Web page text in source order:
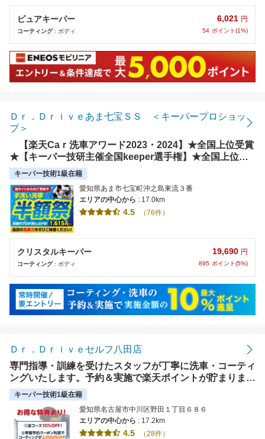
ピュアキーパー
コーティング: ボディ
6,021 円
54 ポイント(1%)
Ｄｒ．Ｄｒｉｖｅあま七宝ＳＳ ＜キーパープロショッ
プ＞
【楽天Caｒ洗車アワード2023・2024】★全国上位受賞
★【キーパー技研主催全国keeper選手権】★全国上位受
賞★【キーパー技研主催全国技術コンテスト】★愛知県上
位受賞★カーコーティングは是非当店にお任せ下さい！
キーパー技術1級在籍
愛知県あま市七宝町沖之島東流３番
エリアの中心から : 17.0km
4.5 （76件）
クリスタルキーパー
コーティング: ボディ
19,690 円
895 ポイント(5%)
Ｄｒ．Ｄｒｉｖｅセルフ八田店
専門指導・訓練を受けたスタッフが丁寧に洗車・コーティ
ングいたします。予約＆実施で楽天ポイントが貯まりま
す。事前予約で待ち時間なし。【使えます】クレジットカ
ード ＊1月1日・2日はお休みとなります。
キーパー技術1級在籍
愛知県名古屋市中川区野田１丁目６８６
エリアの中心から : 17.2km
4.5 （28件）